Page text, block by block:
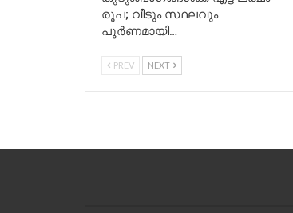
രൂപ; വീടും സ്ഥലവും
പൂർണമായി…
PREV NEXT